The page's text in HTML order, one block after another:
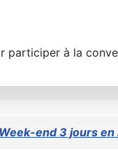
participer à la
Week-end 3 jours